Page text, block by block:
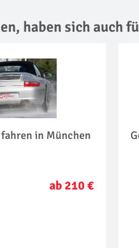
haben sich auch
in München
ab 210 €